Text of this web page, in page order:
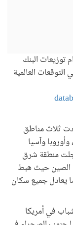
توزيعات البنك
العالمية
ثلاث مناطق
وآسيا
منطقة شرق
الصين حيث هبط
شخص أي ما يعادل جميع سكان
في أمريكا